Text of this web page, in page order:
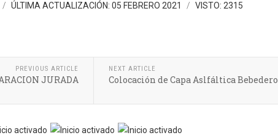
ÚLTIMA ACTUALIZACIÓN: 05 FEBRERO 2021 VISTO: 2315
PREVIOUS ARTICLE
JURADA
NEXT ARTICLE
Colocación de Capa Aslfáltica Bebedero